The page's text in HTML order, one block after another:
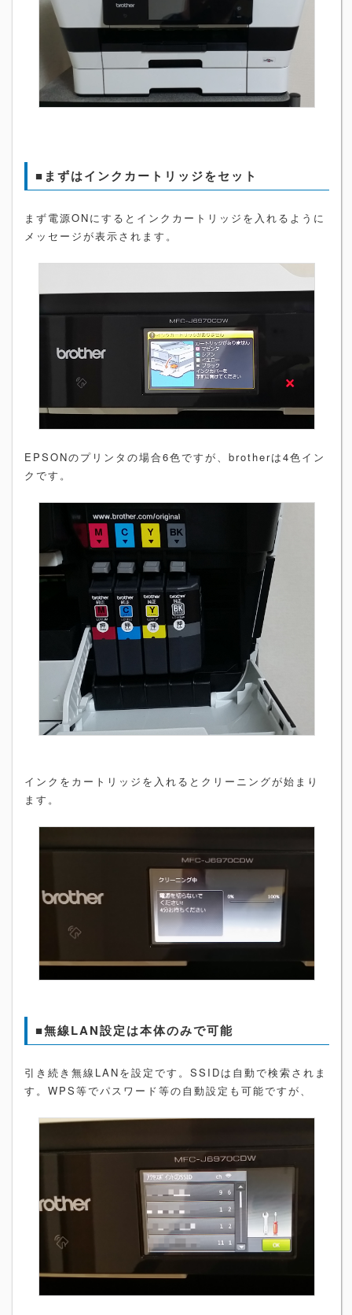
■まずはインクカートリッジをセット
まず電源ONにするとインクカートリッジを入れるように
メッセージが表示されます。
EPSONのプリンタの場合6色ですが、brotherは4色イン
クです。
インクをカートリッジを入れるとクリーニングが始まり
ます。
■無線LAN設定は本体のみで可能
引き続き無線LANを設定です。SSIDは自動で検索されま
す。WPS等でパスワード等の自動設定も可能ですが、